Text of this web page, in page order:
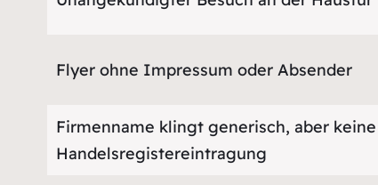
Flyer ohne Impressum oder Absender
Firmenname klingt generisch, aber keine
Handelsregistereintragung